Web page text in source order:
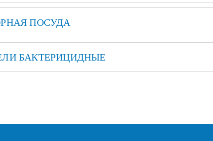
ПОСУДА
БАКТЕРИЦИДНЫЕ